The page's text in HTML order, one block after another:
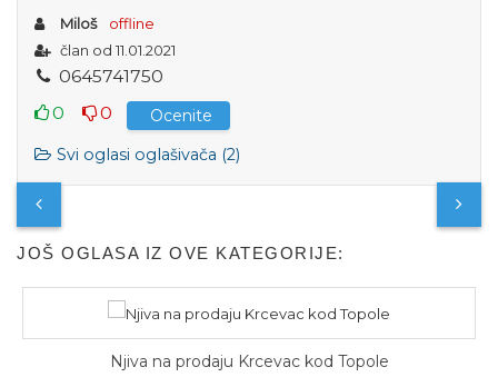
Miloš
offline
član od 11.01.2021
0645741750
0
0
Ocenite
Svi oglasi oglašivača (2)
JOŠ OGLASA IZ OVE KATEGORIJE:
Njiva na prodaju Krcevac kod Topole